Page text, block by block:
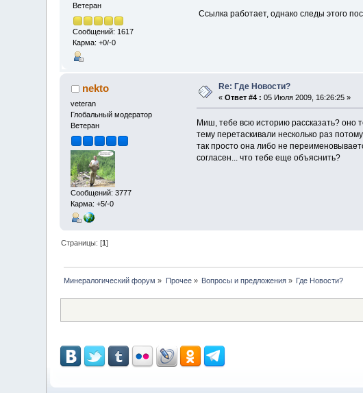
Ветеран
Сообщений: 1617
Карма: +0/-0
Ссылка работает, однако следы этого
nekto
veteran
Глобальный модератор
Ветеран
Сообщений: 3777
Карма: +5/-0
Re: Где Новости?
«Ответ #4 : 05 Июля 2009, 16:26:25 »
Миш, тебе всю историю рассказать? оно
тему перетаскивали несколько раз
так просто она либо не
согласен... что тебе еще объяснить?
Страницы: [1]
Минералогический форум » Прочее» Вопросы и предложения » Где Новости?